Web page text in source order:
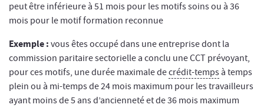
peut être inférieure à 51 mois pour les motifs soins ou à 36
mois pour le motif formation reconnue
Exemple : vous êtes occupé dans une entreprise dont la
commission paritaire sectorielle a conclu une CCT prévoyant,
pour ces motifs, une durée maximale decrédit-temps à temps
plein ou à mi-temps de 24 mois maximum pour les travailleurs
ayant moins de 5 ans d’ancienneté et de 36 mois maximum